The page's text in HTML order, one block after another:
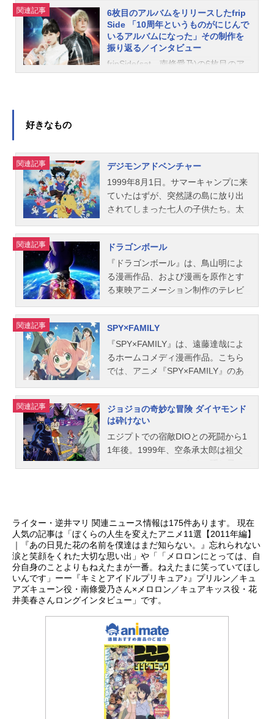
い」のインストナンバー・TVサイズ
バージョン(それぞれの盤に新曲2曲
ずつ)が収められている。下記インタ
ビューは「ないない」が生まれるま
での軌跡を辿ったもの。後半のイン
ドーハウス』のミステリアスな世界
観に寄り添った「ないない」という
素晴らしい曲が届きました。タイト
ルだ...
在、“きれいごとだけではない”日常と
友情……。プリキュアシリーズの大
きなテーマである多様性は、ここか
ら生まれ、そして子どもたちに根付
いていきました。レジェンドともい
える作品の主人公2人を演じたのは、
尾大介さん、プロデューサーの鷲尾
天さん。総集編の発売に寄せて、4人
にお話をうかがう機会をいただきま
した（さらに飛び入りで、当時キャ
こやかな笑顔でインタビューに答
え...
る思いなどを語ってもらいました。
村山さんは、『ふたりはプリキュアS
plash☆Star』から担当されており、
『魔法つかいプリキュア！』では、
シリーズ構成・脚本を担当。もちろ
「宇宙✕プリキュア=多様性」のプリ
キュアとは。ラストに向けて心高ぶ
るみなさんに、ぜひ読んでほしいイ
ンタビューになっています。また、
今回のインタビューワーは、お子さ
です。母子で観るプリキュアという
幸せな時間を過ごしていることをイ
マジネーションして読み進めていた
だければと思います。最終回の収録
を終えた心境──唐突ですが、毎週子
っています。今日は宜しくお願いし
ます。村山：ああ、それは嬉しいで
す。ありがとうございます。──...
☆チャン』の最終話が放映され、約3
年、全153話に及んだ歴史に幕を下ろ
しました。7月23日(金)には、シーズ
ン3の第127話から第138話を収録し
た『キラッとプリ☆チャンシーズン3
ンでお話をうかがいました。兵頭さ
んは『キラッとプリ☆チャン』をは
じめ、『トニカクカワイイ』『機動
戦士ガンダムAGE』などのシリーズ
構成や脚本を手掛けられています。
愛情を注いできた兵頭さんですが、
その中でも『キラッとプリ☆チャ
ン』は特別な作品だったと言いま
す。『キラッとプリ☆チャン』での
歩みを振り返りながら、自身の仕事
ました。アニメイト通販での購入は
こちら「いちばんの『プリ☆チャ
ン』マニアであると思ってます」―
―『プリ☆チャン』が最終回を迎え
られ、Twitterに「全てを出し切った
さんあるような、今はそんな気持ち
です」と綴られていましたが、改め
て今のお気持ちはいかがですか？兵
頭一歩さん(以...
関連記事
6枚目のアルバムをリリースしたfrip
Side 「10周年というものがにじんで
いるアルバムになった」その制作を
振り返る／インタビュー
fripSide(sat、南條愛乃)の6枚目のア
エピソードEP3.5『櫻之花嫁』テーマ
ソング「perpetualwishes」など13曲
を収録。南條愛乃さんが加入してか
ら10年という記念すべき年に、最新
型のfripSideが凝縮された、新たな名
ムズではお二人を直撃。“これまで”の
話にはじまり、創作現場の赤裸々な
話まで、軽やかな雰囲気のなかイン
タビューが進んでいきました。10年
目ならではの二人の空気感や、ユニ
にも注目です。10年間で増えていっ
たfripSideのチャンネル数──アルバ
ム完成おめでとうございます！一昨
昨日にマスタリングが終わったばか
りだとうかがいしました。八木沼悟
た……。毎回言ってるけど(笑)。──
(笑)。10周年のアルバムということ
で、10周年を迎えられたお気持ちか
ら教えていただけますか。南條愛乃
さん(以下、南條)：あっという間でし
好きなもの
関連記事
デジモンアドベンチャー
1999年8月1日。サマーキャンプに来
ていたはずが、突然謎の島に放り出
されてしまった七人の子供たち。太
丈・タケル。そこは異世界デジモン
ワールドのファイル島だった。彼ら
は「太一たちを待っていた」という
不思議な生き物・七体のデジタルモ
ンスター=デジモンたちと出会う。凶
ちを助けた幼年期デジモンたちは、
成長期へと進化。クワガーモンを撃
退した!現実世界へ戻るため、デジモ
ンたちと旅することにする太一た
ち。行く先々で待ちうける危機。
トル。デジモンワールドの謎。――
デジモンワールドと現実世界、二つ
の世界の運命を賭け、今、選ばれし
子供たちとデジモンたちのひと夏の
冒険が始まった!!作品名デジモンアド
神太一：藤田淑子アグモン：坂本千
夏石田ヤマト：風間勇刀ガブモン：
山口眞弓武之内空：水谷優子ピヨモ
ン：重松花鳥泉光子郎：天神有海テ
ントモン：櫻井孝宏太刀川ミミ：前
田愛パルモン：溝脇しほみ城戸丈：
菊池正美ゴマモン：竹内順子高石タ
関連記事
ドラゴンボール
『ドラゴンボール』は、鳥山明によ
る漫画作品、および漫画を原作とす
る東映アニメーション制作のテレビ
ゴンボール』のあらすじ、キャスト
声優、スタッフ、『ドラゴンボー
ル』シリーズのオススメ記事をご紹
介！
関連記事
SPY×FAMILY
『SPY×FAMILY』は、遠藤達哉によ
るホームコメディ漫画作品。こちら
では、アニメ『SPY×FAMILY』のあ
オススメ記事をご紹介！
関連記事
ジョジョの奇妙な冒険 ダイヤモンド
は砕けない
エジプトでの宿敵DIOとの死闘から1
1年後。1999年、空条承太郎は祖父
力、「スタンド」を持っていた。そ
して、承太郎の来訪を皮切りにまる
で引かれ合うように、新たな「スタ
ンド使い」達が動き始める。「この
町には何かがある……」生まれ育っ
た杜王町を守るため、仗助は立ちあ
がる――。作品名ジョジョの奇妙な
態TVアニメシリーズジョジョの奇妙
な冒険スケジュール2016年4月1日
（金）〜2016年12月23日（金）TOK
YOMXほか話数全39話キャスト東方
仗助：小野友樹広瀬康一：梶裕貴虹
村億泰：高木渉岸辺露伴：櫻井孝宏
空条承太郎：小野大輔吉良吉影：森
ライター・逆井マリ 関連ニュース情報は175件あります。 現在
人気の記事は「ぼくらの人生を変えたアニメ11選【2011年編】
｜『あの日見た花の名前を僕達はまだ知らない。』忘れられない
涙と笑顔をくれた大切な思い出」や「「メロロンにとっては、自
分自身のことよりもねえたまが一番。ねえたまに笑っていてほし
いんです」ーー『キミとアイドルプリキュア♪』プリルン／キュ
アズキューン役・南條愛乃さん×メロロン／キュアキッス役・花
井美春さんロングインタビュー」です。